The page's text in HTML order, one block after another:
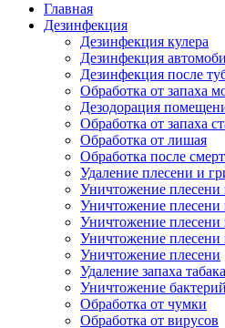
Главная
Дезинфекция
Дезинфекция кулера
Дезинфекция
Дезинфекция после
Обработка от запаха
Дезодорация
Обработка от запаха
Обработка от лишая
Обработка после
Удаление плесени и
Уничтожение плесени
Уничтожение плесени
Уничтожение плесени
Уничтожение плесени
Уничтожение плесени
Удаление запаха
Уничтожение
Обработка от чумки
Обработка от вирусов